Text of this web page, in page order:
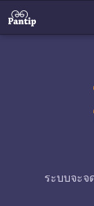
ระบบจะ